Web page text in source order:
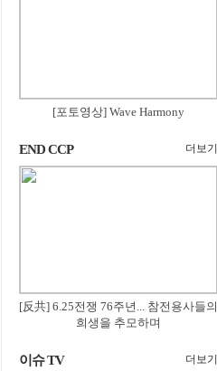
[포토영상] Wave Harmony
END CCP 더보기
[反共] 6.25전쟁 76주년... 참전용사들의
희생을 추모하며
이슈 TV 더보기